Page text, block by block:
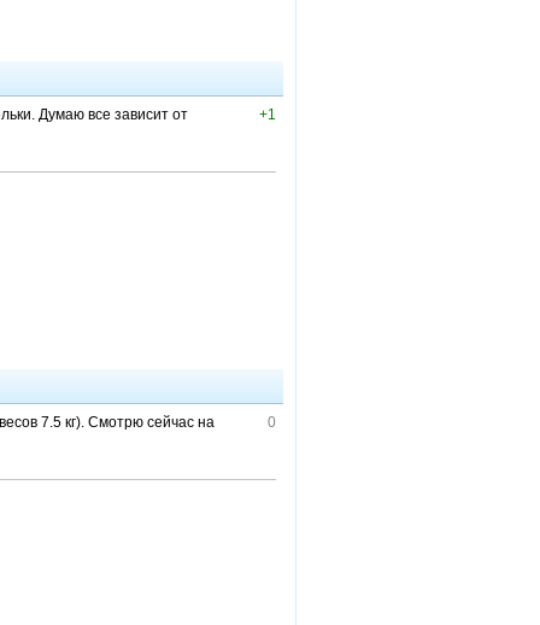
+1
Думаю все зависит от
0
7.5 кг). Смотрю сейчас на